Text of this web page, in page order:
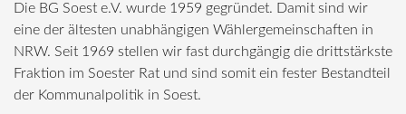
Die BG Soest e.V. wurde 1959 gegründet. Damit sind wir
eine der ältesten unabhängigen Wählergemeinschaften in
NRW. Seit 1969 stellen wir fast durchgängig die drittstärkste
Fraktion im Soester Rat und sind somit ein fester Bestandteil
der Kommunalpolitik in Soest.